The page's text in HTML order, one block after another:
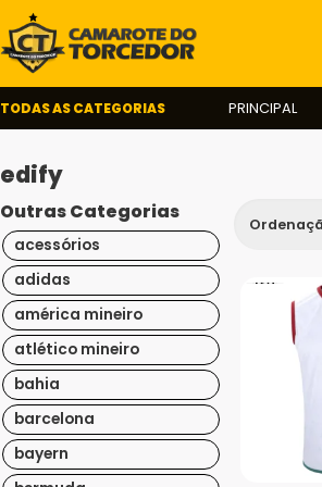
TODAS AS CATEGORIAS PRINCIPAL
edify
Outras Categorias
acessórios
adidas
américa mineiro
atlético mineiro
bahia
barcelona
bayern